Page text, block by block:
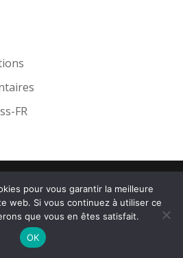
FR
pour vous garantir la meilleure
web. Si vous continuez à utiliser ce
que vous en êtes satisfait.
OK